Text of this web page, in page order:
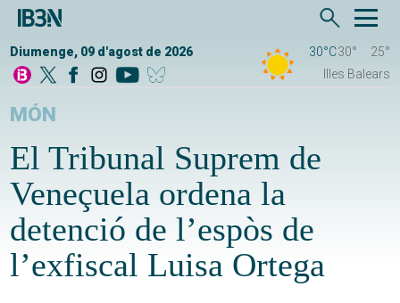
Diumenge, 09 d'agost de 2026 30°C30°
25°
Illes Balears
MÓN
El Tribunal Suprem de
Veneçuela ordena la
detenció de l’espòs de
l’exfiscal Luisa Ortega